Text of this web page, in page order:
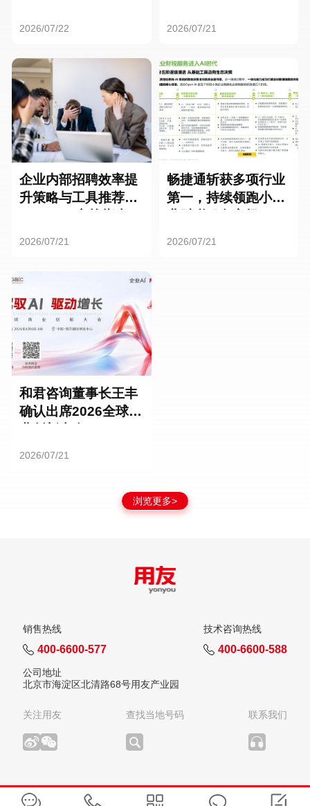
2026/07/22 2026/07/21
企业内部招聘效率提
升策略与工具推荐：
2026/07/21
畅捷通斩获多项行业
第一，持续领跑小微
2026/07/21
和君咨询董事长王丰
确认出席2026全球商
2026/07/21
浏览更多>
销售热线
400-6600-577
技术咨询热线
400-6600-588
公司地址
北京市海淀区北清路68号用友产业园
关注用友 查找当地号码 联系我们
版权所有：用友网络科技股份有限公司